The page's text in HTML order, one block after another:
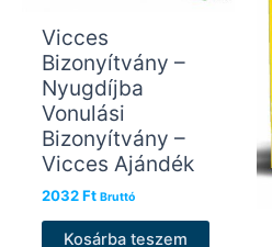
Vicces
Bizonyítvány –
Nyugdíjba
Vonulási
Bizonyítvány –
Vicces Ajándék
2032Ft Bruttó
Kosárba teszem